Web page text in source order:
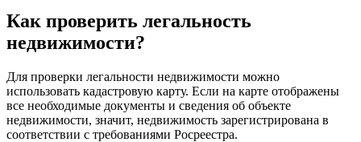
Как проверить легальность
недвижимости?
Для проверки легальности недвижимости можно
использовать кадастровую карту. Если на карте отображены
все необходимые документы и сведения об объекте
недвижимости, значит, недвижимость зарегистрирована в
соответствии с требованиями Росреестра.